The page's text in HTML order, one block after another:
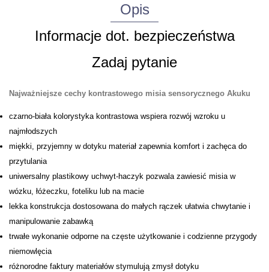
Opis
Informacje dot. bezpieczeństwa
Zadaj pytanie
Najważniejsze cechy kontrastowego misia sensorycznego Akuku
czarno-biała kolorystyka kontrastowa wspiera rozwój wzroku u
najmłodszych
miękki, przyjemny w dotyku materiał zapewnia komfort i zachęca do
przytulania
uniwersalny plastikowy uchwyt-haczyk pozwala zawiesić misia w
wózku, łóżeczku, foteliku lub na macie
lekka konstrukcja dostosowana do małych rączek ułatwia chwytanie i
manipulowanie zabawką
trwałe wykonanie odporne na częste użytkowanie i codzienne przygody
niemowlęcia
różnorodne faktury materiałów stymulują zmysł dotyku